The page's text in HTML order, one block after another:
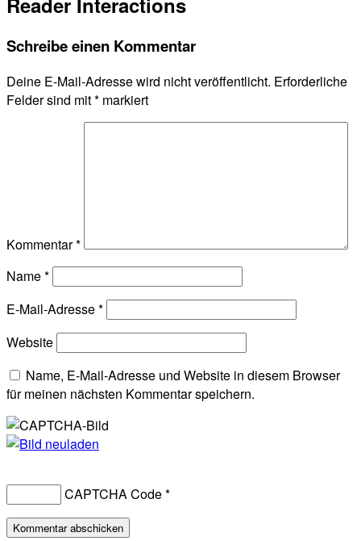
Schreibe einen Kommentar
Deine E-Mail-Adresse wird nicht veröffentlicht. Erforderliche
Felder sind mit* markiert
Kommentar*
Name*
E-Mail-Adresse*
Website
Name, E-Mail-Adresse und Website in diesem Browser
für meinen nächsten Kommentar speichern.
CAPTCHA Code*